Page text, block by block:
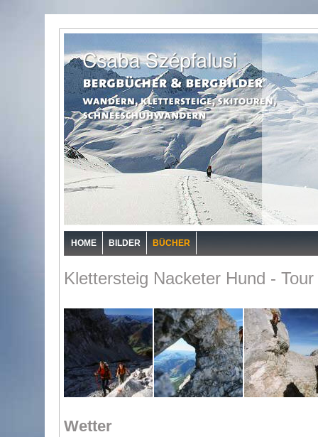
HOME BILDER BÜCHER
Klettersteig Nacketer Hund - Tour
Wetter